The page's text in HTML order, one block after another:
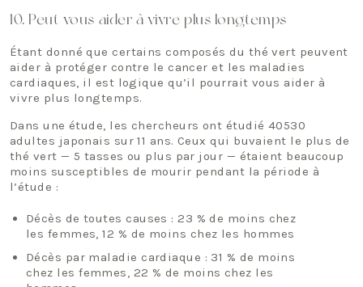
10. Peut vous aider à vivre plus longtemps
Étant donné que certains composés du thé vert peuvent
aider à protéger contre le cancer et les maladies
cardiaques, il est logique qu’il pourrait vous aider à
vivre plus longtemps.
Dans une étude, les chercheurs ont étudié 40530
adultes japonais sur 11 ans. Ceux qui buvaient le plus de
thé vert — 5 tasses ou plus par jour — étaient beaucoup
moins susceptibles de mourir pendant la période à
l’étude :
Décès de toutes causes : 23 % de moins chez
les femmes, 12 % de moins chez les hommes
Décès par maladie cardiaque : 31 % de moins
chez les femmes, 22 % de moins chez les